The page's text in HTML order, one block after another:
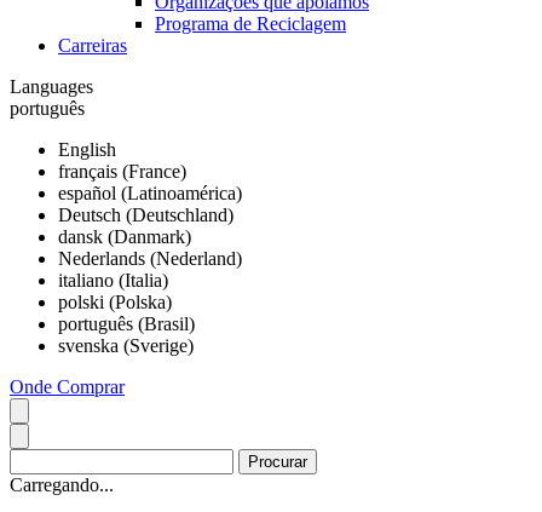
Programa de Reciclagem
Carreiras
Languages
português
English
français (France)
español (Latinoamérica)
Deutsch (Deutschland)
dansk (Danmark)
Nederlands (Nederland)
italiano (Italia)
polski (Polska)
português (Brasil)
svenska (Sverige)
Onde Comprar
Carregando...